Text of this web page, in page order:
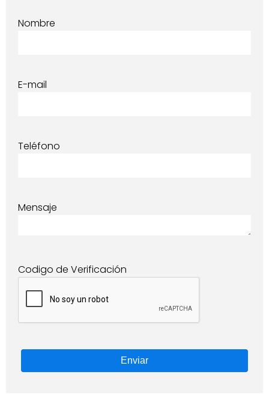
Nombre
E-mail
Teléfono
Mensaje
Codigo de Verificación
Enviar